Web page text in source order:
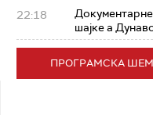
22:18
шајке а
ПРОГРАМСКА